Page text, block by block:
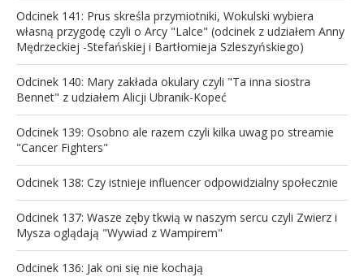
Odcinek 141: Prus skreśla przymiotniki, Wokulski wybiera
własną przygodę czyli o Arcy "Lalce" (odcinek z udziałem Anny
Mędrzeckiej -Stefańskiej i Bartłomieja Szleszyńskiego)
Odcinek 140: Mary zakłada okulary czyli "Ta inna siostra
Bennet" z udziałem Alicji Ubranik-Kopeć
Odcinek 139: Osobno ale razem czyli kilka uwag po streamie
"Cancer Fighters"
Odcinek 138: Czy istnieje influencer odpowidzialny społecznie
Odcinek 137: Wasze zęby tkwią w naszym sercu czyli Zwierz i
Mysza oglądają "Wywiad z Wampirem"
Odcinek 136: Jak oni się nie kochają